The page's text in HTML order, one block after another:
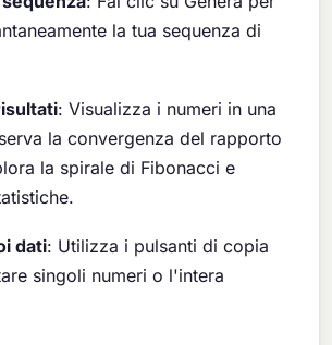
la tua sequenza di
: Visualizza i numeri in una
la convergenza del rapporto
la spirale di Fibonacci e
dati: Utilizza i pulsanti di copia
singoli numeri o l'intera